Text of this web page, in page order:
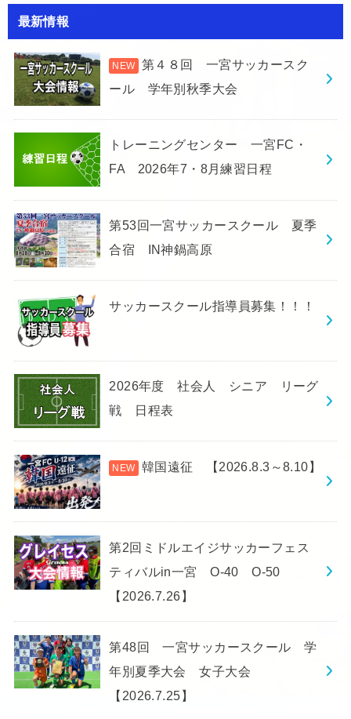
最新情報
第４８回 一宮サッカースク
ール 学年別秋季大会
トレーニングセンター 一宮FC・
FA 2026年7・8月練習日程
第53回一宮サッカースクール 夏季
合宿 IN神鍋高原
サッカースクール指導員募集！！！
2026年度 社会人 シニア リーグ
戦 日程表
韓国遠征 【2026.8.3～8.10】
第2回ミドルエイジサッカーフェス
ティバルin一宮 O-40 O-50
【2026.7.26】
第48回 一宮サッカースクール 学
年別夏季大会 女子大会
【2026.7.25】